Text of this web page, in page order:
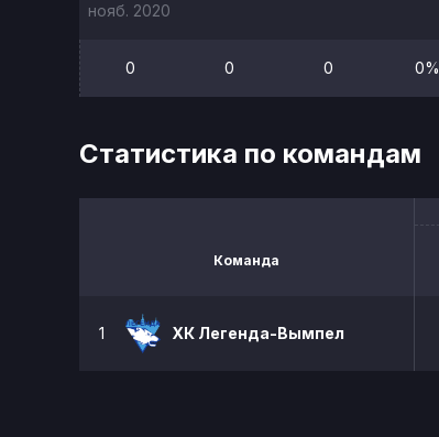
нояб. 2020
0 0 0 0%
Статистика по командам
Команда
1 ХК Легенда-Вымпел